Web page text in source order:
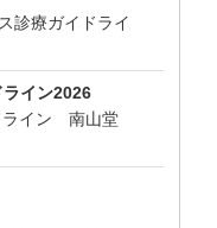
診療ガイドライ
イン2026
ライン 南山堂